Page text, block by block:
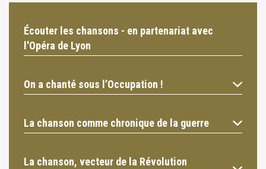
Écouter les chansons - en partenariat avec
l'Opéra de Lyon
On a chanté sous l’Occupation !
La chanson comme chronique de la guerre
La chanson, vecteur de la Révolution